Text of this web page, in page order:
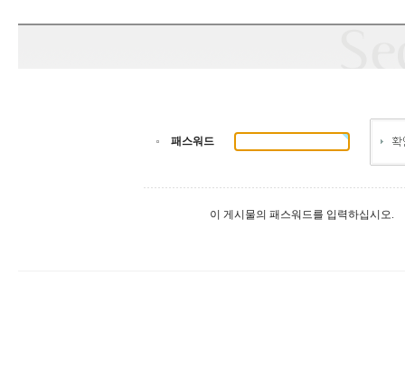
패스워드
이 게시물의 패스워드를 입력하십시오.